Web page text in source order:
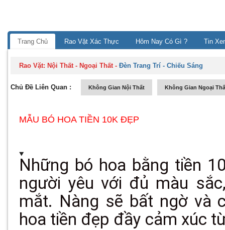
Trang Chủ Rao Vặt Xác Thực Hôm Nay Có Gì ? Tin
Rao Vặt: Nội Thất - Ngoại Thất-Đèn Trang Trí - Chiếu Sáng
Chủ Đề Liên Quan : Không Gian Nội Thất Không Gian Ngoại
MẪU BÓ HOA TIỀN 10K ĐẸP
Những bó hoa bằng tiền
người yêu với đủ màu
mắt. Nàng sẽ bất ngờ và
hoa tiền đẹp đầy cảm xúc